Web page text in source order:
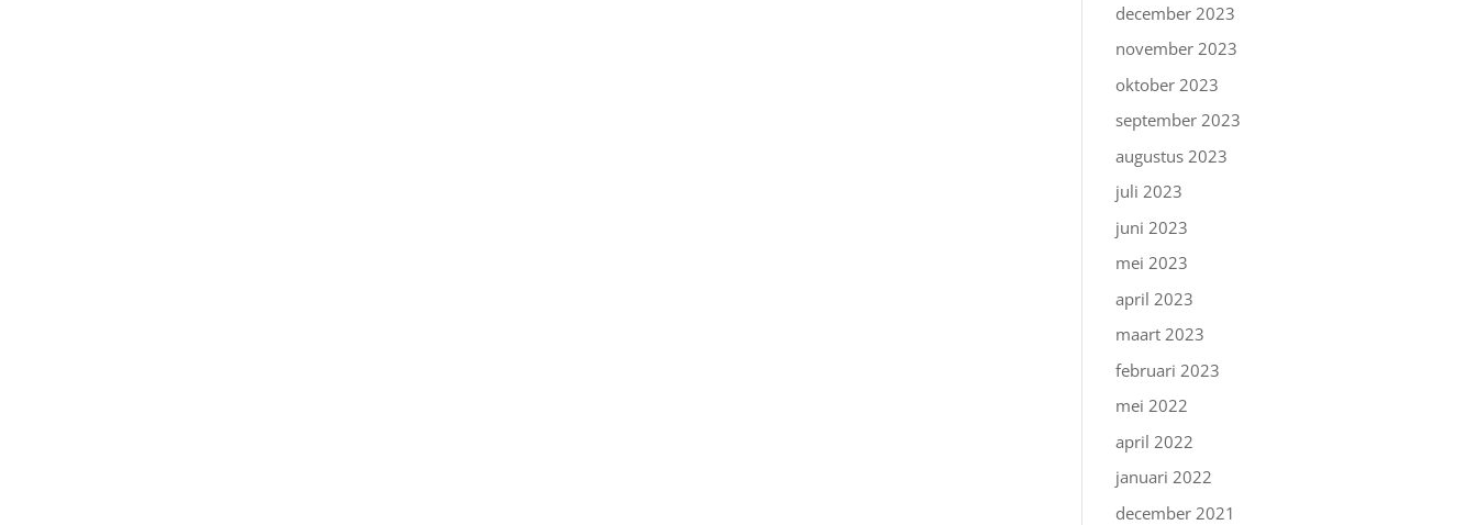
december 2023
november 2023
oktober 2023
september 2023
augustus 2023
juli 2023
juni 2023
mei 2023
april 2023
maart 2023
februari 2023
mei 2022
april 2022
januari 2022
december 2021